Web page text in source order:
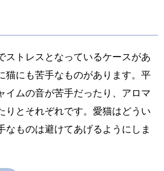
ストレスとなっているケースがあ
猫にも苦手なものがあります。平
イムの音が苦手だったり、アロマ
りとそれぞれです。愛猫はどうい
なものは避けてあげるようにしま